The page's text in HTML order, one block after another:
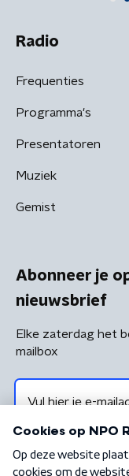
Radio
Frequenties
Programma's
Presentatoren
Muziek
Gemist
Abonneer je
nieuwsbrief
Elke zaterdag het
mailbox